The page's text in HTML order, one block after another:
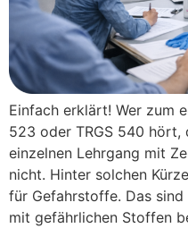
Einfach erklärt! Wer zum
523 oder TRGS 540
einzelnen Lehrgang mit
nicht. Hinter solchen
für Gefahrstoffe. Das sind
mit gefährlichen Stoffen